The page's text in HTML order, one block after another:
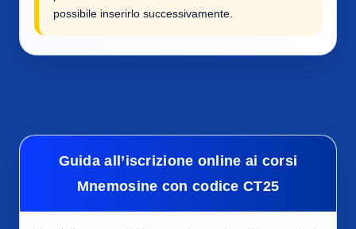
possibile inserirlo successivamente.
Guida all’iscrizione online ai corsi
Mnemosine con codice CT25